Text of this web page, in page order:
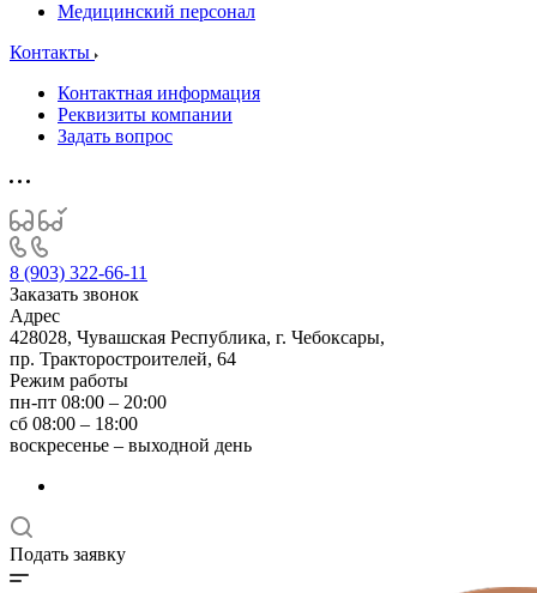
Медицинский персонал
Контакты
Контактная информация
Реквизиты компании
Задать вопрос
8 (903) 322-66-11
Заказать звонок
Адрес
428028, Чувашская Республика, г. Чебоксары,
пр. Тракторостроителей, 64
Режим работы
пн-пт 08:00 – 20:00
сб 08:00 – 18:00
воскресенье – выходной день
Подать заявку